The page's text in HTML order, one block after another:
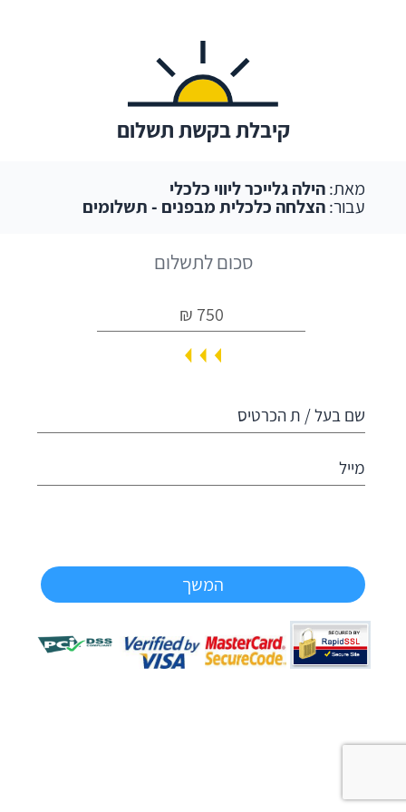
קיבלת בקשת תשלום
מאת:הילה גלייכר ליווי כלכלי
עבור:הצלחה כלכלית מבפנים - תשלומים
סכום לתשלום
שם בעל / ת הכרטיס
מייל
המשך